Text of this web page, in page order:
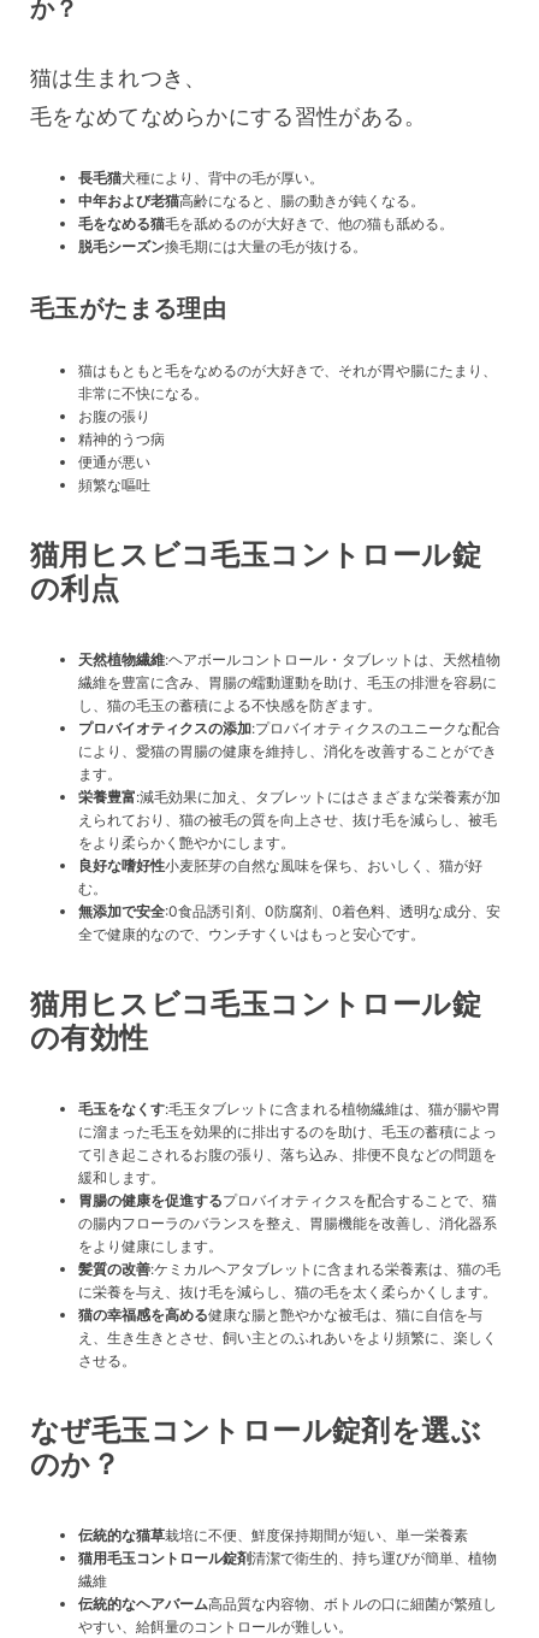
か？
猫は生まれつき、
毛をなめてなめらかにする習性がある。
長毛猫犬種により、背中の毛が厚い。
中年および老猫高齢になると、腸の動きが鈍くなる。
毛をなめる猫毛を舐めるのが大好きで、他の猫も舐める。
脱毛シーズン換毛期には大量の毛が抜ける。
毛玉がたまる理由
猫はもともと毛をなめるのが大好きで、それが胃や腸にたまり、
非常に不快になる。
お腹の張り
精神的うつ病
便通が悪い
頻繁な嘔吐
猫用ヒスビコ毛玉コントロール錠
の利点
天然植物繊維:ヘアボールコントロール・タブレットは、天然植物
繊維を豊富に含み、胃腸の蠕動運動を助け、毛玉の排泄を容易に
し、猫の毛玉の蓄積による不快感を防ぎます。
プロバイオティクスの添加:プロバイオティクスのユニークな配合
により、愛猫の胃腸の健康を維持し、消化を改善することができ
ます。
栄養豊富:減毛効果に加え、タブレットにはさまざまな栄養素が加
えられており、猫の被毛の質を向上させ、抜け毛を減らし、被毛
をより柔らかく艶やかにします。
良好な嗜好性小麦胚芽の自然な風味を保ち、おいしく、猫が好
む。
無添加で安全:0食品誘引剤、0防腐剤、0着色料、透明な成分、安
全で健康的なので、ウンチすくいはもっと安心です。
猫用ヒスビコ毛玉コントロール錠
の有効性
毛玉をなくす:毛玉タブレットに含まれる植物繊維は、猫が腸や胃
に溜まった毛玉を効果的に排出するのを助け、毛玉の蓄積によっ
て引き起こされるお腹の張り、落ち込み、排便不良などの問題を
緩和します。
胃腸の健康を促進するプロバイオティクスを配合することで、猫
の腸内フローラのバランスを整え、胃腸機能を改善し、消化器系
をより健康にします。
髪質の改善:ケミカルヘアタブレットに含まれる栄養素は、猫の毛
に栄養を与え、抜け毛を減らし、猫の毛を太く柔らかくします。
猫の幸福感を高める健康な腸と艶やかな被毛は、猫に自信を与
え、生き生きとさせ、飼い主とのふれあいをより頻繁に、楽しく
させる。
なぜ毛玉コントロール錠剤を選ぶ
のか？
伝統的な猫草栽培に不便、鮮度保持期間が短い、単一栄養素
猫用毛玉コントロール錠剤清潔で衛生的、持ち運びが簡単、植物
繊維
伝統的なヘアバーム高品質な内容物、ボトルの口に細菌が繁殖し
やすい、給餌量のコントロールが難しい。